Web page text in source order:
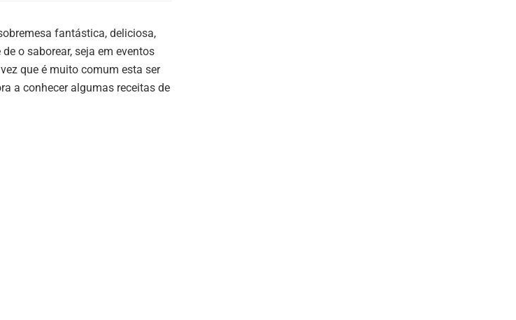
fantástica, deliciosa,
o saborear, seja em eventos
que é muito comum esta ser
a conhecer algumas receitas de